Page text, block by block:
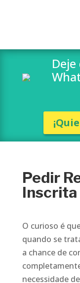
Pedir
Inscrita
O curioso é
quando se
a chance de
necessidade